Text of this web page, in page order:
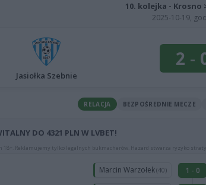
10. kolejka - Krosno
2025-10-19,
Jasiołka Szebnie
2 -
RELACJA BEZPOŚREDNIE MECZE
DO 4321 PLN W LVBET!
18+. Reklamujemy tylko legalnych bukmacherów. Hazard stwarza ryzyko straty
Marcin Warzołek(40) 1 - 0